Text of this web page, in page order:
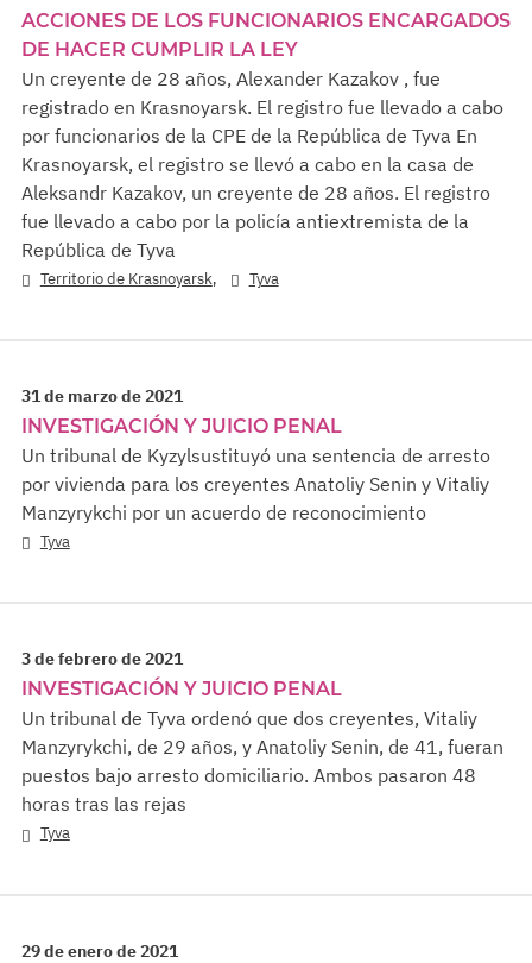
ACCIONES DE LOS FUNCIONARIOS ENCARGADOS
DE HACER CUMPLIR LA LEY
Un creyente de 28 años, Alexander Kazakov , fue
registrado en Krasnoyarsk. El registro fue llevado a cabo
por funcionarios de la CPE de la República de Tyva En
Krasnoyarsk, el registro se llevó a cabo en la casa de
Aleksandr Kazakov, un creyente de 28 años. El registro
fue llevado a cabo por la policía antiextremista de la
República de Tyva
Territorio de Krasnoyarsk, Tyva
31 de marzo de 2021
INVESTIGACIÓN Y JUICIO PENAL
Un tribunal de Kyzylsustituyó una sentencia de arresto
por vivienda para los creyentes Anatoliy Senin y Vitaliy
Manzyrykchi por un acuerdo de reconocimiento
Tyva
3 de febrero de 2021
INVESTIGACIÓN Y JUICIO PENAL
Un tribunal de Tyva ordenó que dos creyentes, Vitaliy
Manzyrykchi, de 29 años, y Anatoliy Senin, de 41, fueran
puestos bajo arresto domiciliario. Ambos pasaron 48
horas tras las rejas
Tyva
29 de enero de 2021